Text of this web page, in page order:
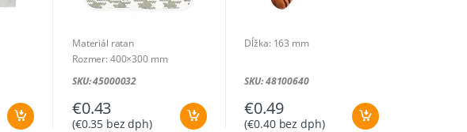
Materiál ratan
Rozmer: 400×300 mm
SKU: 45000032
€0.43
(€0.35 bez dph)
Dĺžka: 163 mm
SKU: 48100640
€0.49
(€0.40bez dph)